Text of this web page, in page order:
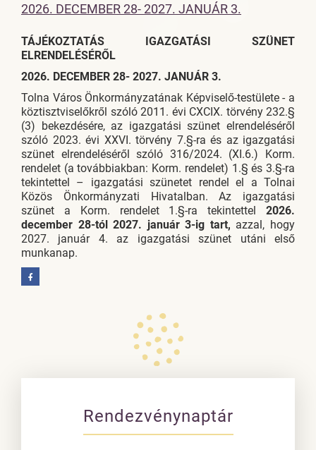
2026. DECEMBER 28- 2027. JANUÁR 3.
TÁJÉKOZTATÁS IGAZGATÁSI SZÜNET
ELRENDELÉSÉRŐL
2026. DECEMBER 28- 2027. JANUÁR 3.
Tolna Város Önkormányzatának Képviselő-testülete - a
köztisztviselőkről szóló 2011. évi CXCIX. törvény 232.§
(3) bekezdésére, az igazgatási szünet elrendeléséről
szóló 2023. évi XXVI. törvény 7.§-ra és az igazgatási
szünet elrendeléséről szóló 316/2024. (XI.6.) Korm.
rendelet (a továbbiakban: Korm. rendelet) 1.§ és 3.§-ra
tekintettel – igazgatási szünetet rendel el a Tolnai
Közös Önkormányzati Hivatalban. Az igazgatási
szünet a Korm. rendelet 1.§-ra tekintettel 2026.
december 28-tól 2027. január 3-ig tart, azzal, hogy
2027. január 4. az igazgatási szünet utáni első
munkanap.
Rendezvénynaptár